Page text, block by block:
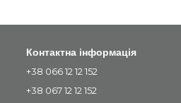
Контактна інформація
+38 066 12 12 152
+38 067 12 12 152